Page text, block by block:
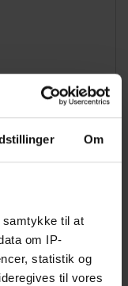
Om
til at
om IP-
statistik og
til vores
8,75 out of 10
9,52 out of 10